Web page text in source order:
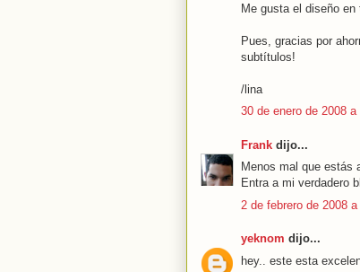
Me gusta el diseño en
Pues, gracias por
subtítulos!
/lina
30 de enero de 2008
Frank dijo...
Menos mal que estás
Entra a mi verdadero
2 de febrero de 2008
yeknom dijo...
hey.. este esta